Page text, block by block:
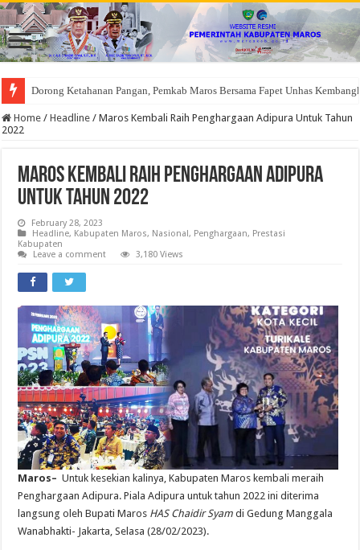
Dorong Ketahanan Pangan, Pemkab Maros Bersama Fapet Unhas
Home / Headline / Maros Kembali Raih Penghargaan Adipura Untuk Tahun
2022
Maros Kembali Raih Penghargaan Adipura
Untuk Tahun 2022
February 28, 2023
Headline, Kabupaten Maros, Nasional, Penghargaan, Prestasi
Kabupaten
Leave a comment
3,180 Views
Maros– Untuk kesekian kalinya, Kabupaten Maros kembali meraih
Penghargaan Adipura. Piala Adipura untuk tahun 2022 ini diterima
langsung oleh Bupati Maros HAS Chaidir Syam di Gedung Manggala
Wanabhakti- Jakarta, Selasa (28/02/2023).